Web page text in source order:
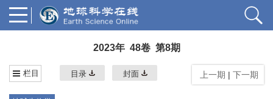
2023年 48卷 第8期
栏目 目录 封面 上一期 | 下一期